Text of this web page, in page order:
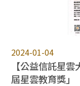
12：00以前交付。 六、檢附01「來函」、02「國立政治
大學學術及研究
學術及研究單位
2024-01-04
【公益信託星
屆星雲教育獎」